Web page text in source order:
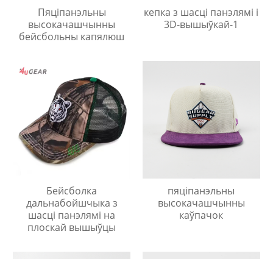
Пяціпанэльны
высокачашчынны
бейсбольны капялюш
кепка з шасці панэлямі і
3D-вышыўкай-1
Бейсболка
дальнабойшчыка з
шасці панэлямі на
плоскай вышыўцы
пяціпанэльны
высокачашчынны
каўпачок